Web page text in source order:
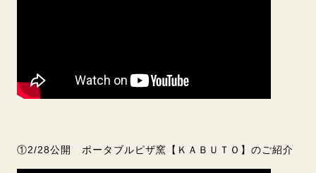
①2/28公開 ポータブルピザ窯【ＫＡＢＵＴＯ】のご紹介